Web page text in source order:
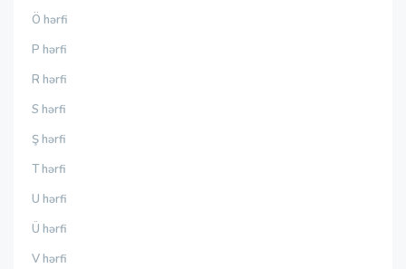
Ö hərfi
P hərfi
R hərfi
S hərfi
Ş hərfi
T hərfi
U hərfi
Ü hərfi
V hərfi